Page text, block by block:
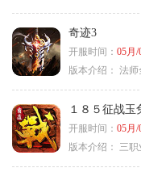
奇迹3
开服时间： 05月/
版本介绍： 法师
１８５征战玉
开服时间： 05月/
版本介绍：
三